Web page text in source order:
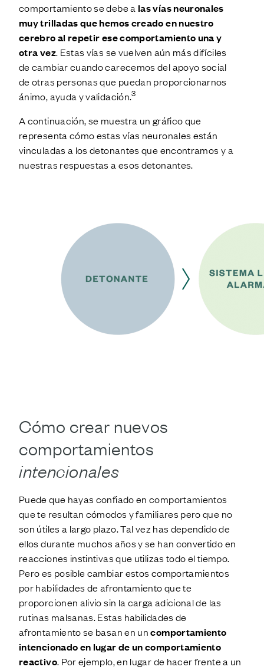
comportamiento se debe a las vías neuronales
muy trilladas que hemos creado en nuestro
cerebro al repetir ese comportamiento una y
otra vez. Estas vías se vuelven aún más difíciles
de cambiar cuando carecemos del apoyo social
de otras personas que puedan proporcionarnos
ánimo, ayuda y validación.3
A continuación, se muestra un gráfico que
representa cómo estas vías neuronales están
vinculadas a los detonantes que encontramos y a
nuestras respuestas a esos detonantes.
Cómo crear nuevos
comportamientos
intencionales
Puede que hayas confiado en comportamientos
que te resultan cómodos y familiares pero que no
son útiles a largo plazo. Tal vez has dependido de
ellos durante muchos años y se han convertido en
reacciones instintivas que utilizas todo el tiempo.
Pero es posible cambiar estos comportamientos
por habilidades de afrontamiento que te
proporcionen alivio sin la carga adicional de las
rutinas malsanas. Estas habilidades de
afrontamiento se basan en uncomportamiento
intencionado en lugar de un comportamiento
reactivo. Por ejemplo, en lugar de hacer frente a un